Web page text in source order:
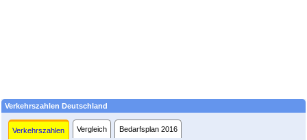
Verkehrszahlen Deutschland
Verkehrszahlen Vergleich Bedarfsplan 2016